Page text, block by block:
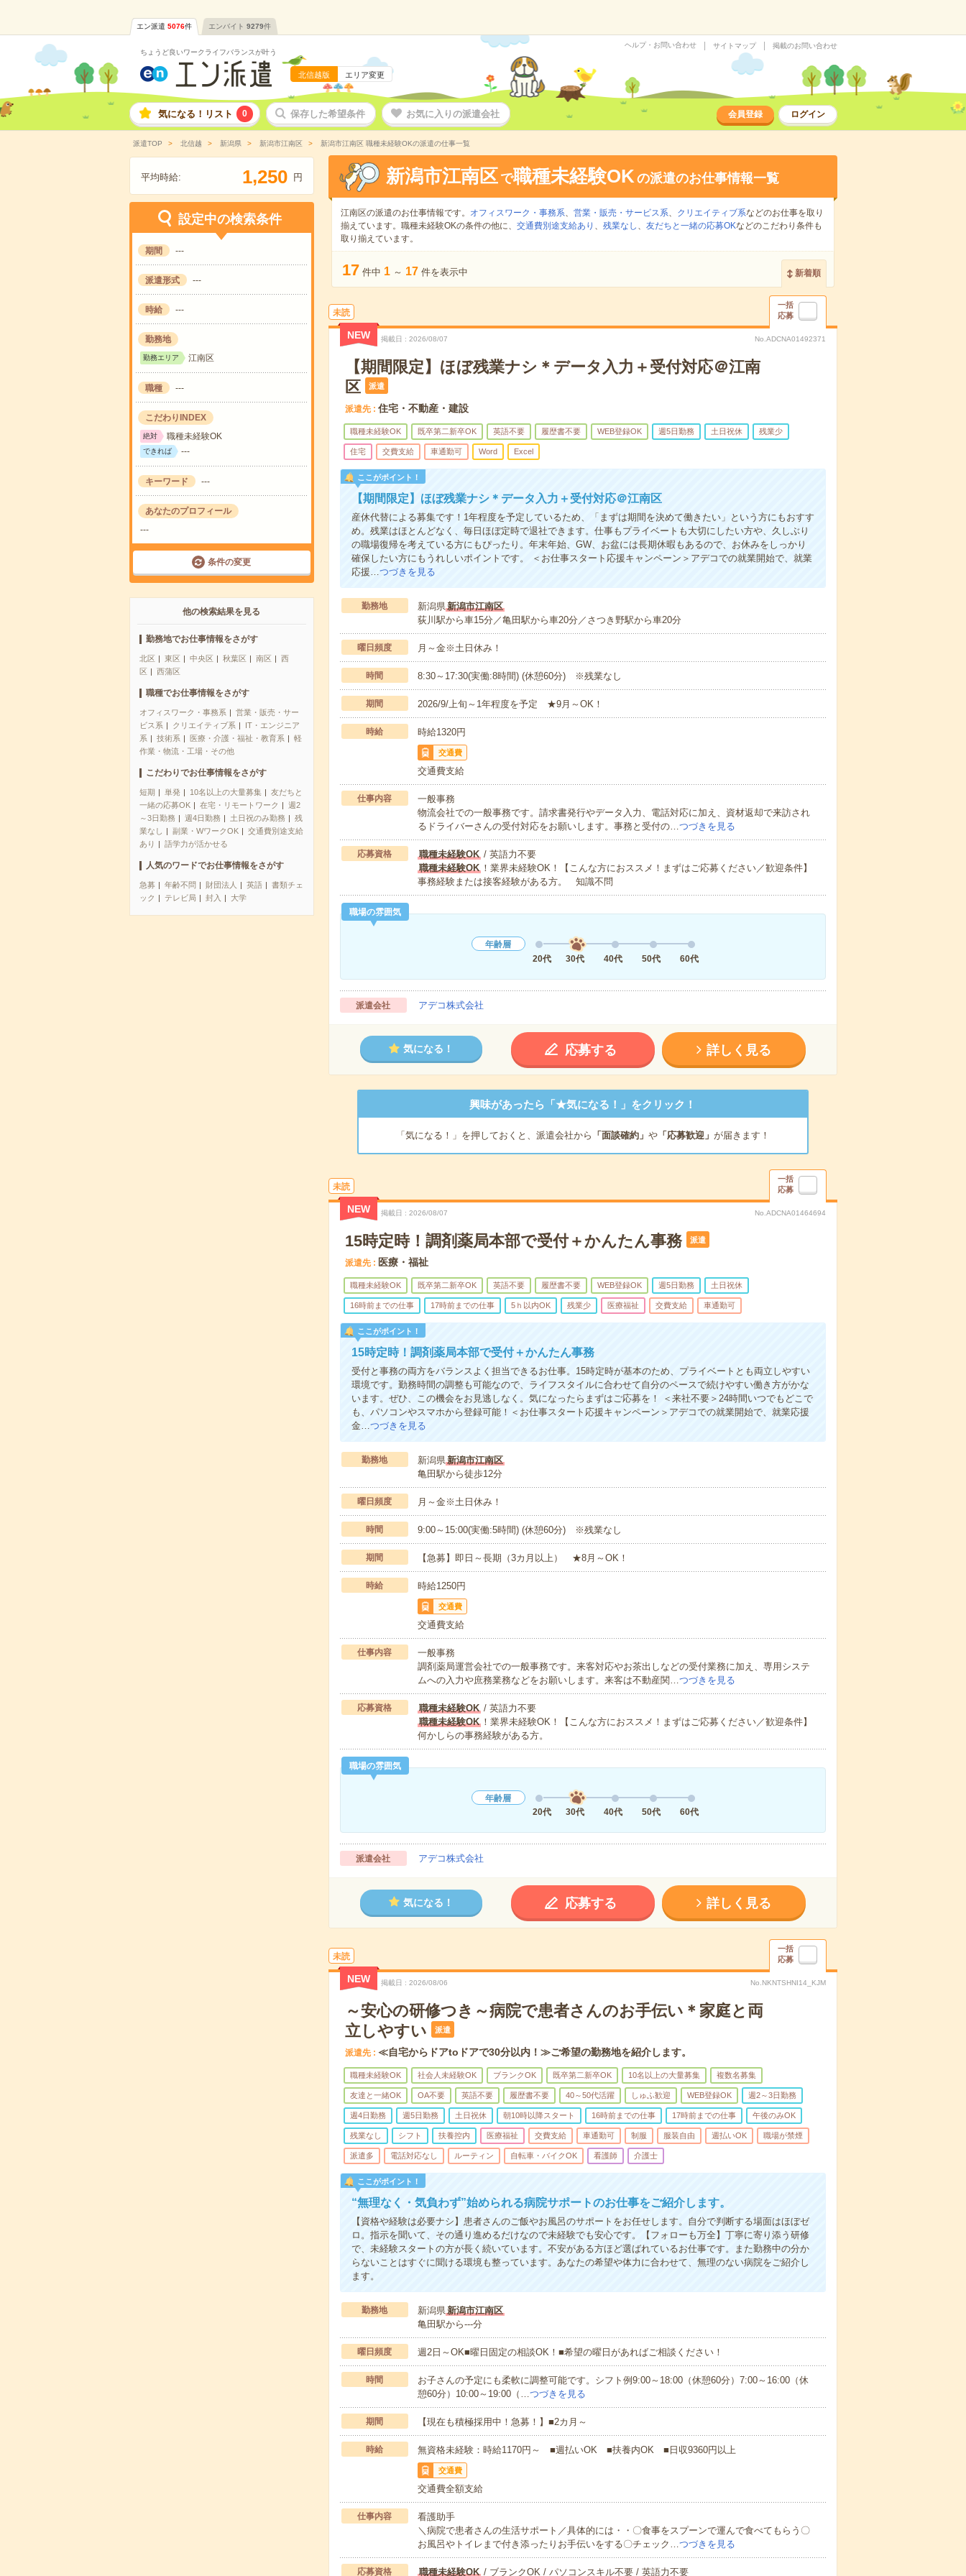
エン派遣 5076件 エンバイト 9279件
ちょうど良いワークライフバランスが叶う
北信越版 エリア変更
ヘルプ・お問い合わせ サイトマップ 掲載のお問い合わせ
気になる！リスト 0 保存した希望条件 お気に入りの派遣会社 会員登録 ログイン
派遣TOP 北信越 新潟県 新潟市江南区 新潟市江南区 職種未経験OKの派遣の仕事一覧
平均時給: 1,250 円
設定中の検索条件
期間 ---
派遣形式 ---
時給 ---
勤務地
勤務エリア 江南区
職種 ---
こだわりINDEX
絶対 職種未経験OK
できれば ---
キーワード ---
あなたのプロフィール
---
条件の変更
他の検索結果を見る
勤務地でお仕事情報をさがす
北区 東区 中央区 秋葉区 南区
西
区
西蒲区
職種でお仕事情報をさがす
オフィスワーク・事務系
営業・販売・サー
ビス系
クリエイティブ系
IT・エンジニア
系
技術系 医療・介護・福祉・教育系
軽
作業・物流・工場・その他
こだわりでお仕事情報をさがす
短期 単発 10名以上の大量募集
友だちと
一緒の応募OK
在宅・リモートワーク
週2
～3日勤務
週4日勤務 土日祝のみ勤務
残
業なし
副業・WワークOK
交通費別途支給
あり
語学力が活かせる
人気のワードでお仕事情報をさがす
急募 年齢不問 財団法人 英語
書類チェ
ック
テレビ局 封入 大学
新潟市江南区 で職種未経験OKの派遣のお仕事情報一覧
江南区の派遣のお仕事情報です。 オフィスワーク・事務系、 営業・販売・サービス系、 クリエイティブ系などのお仕事を取り
揃えています。職種未経験OKの条件の他に、 交通費別途支給あり 、 残業なし 、 友だちと一緒の応募OKなどのこだわり条件も
取り揃えています。
17 件中 1 ～ 17 件を表示中 新着順
未読
一括
応募
NEW 掲載日 2026/08/07 No.ADCNA01492371
【期間限定】ほぼ残業ナシ＊データ入力＋受付対応＠江南
区
派遣
派遣先 住宅・不動産・建設
職種未経験OK 既卒第二新卒OK 英語不要 履歴書不要 WEB登録OK 週5日勤務 土日祝休 残業少
住宅 交費支給 車通勤可 Word Excel
ここがポイント！
【期間限定】ほぼ残業ナシ＊データ入力＋受付対応＠江南区
産休代替による募集です！1年程度を予定しているため、「まずは期間を決めて働きたい」という方にもおすす
め。残業はほとんどなく、毎日ほぼ定時で退社できます。仕事もプライベートも大切にしたい方や、久しぶり
の職場復帰を考えている方にもぴったり。年末年始、GW、お盆には長期休暇もあるので、お休みをしっかり
確保したい方にもうれしいポイントです。 ＜お仕事スタート応援キャンペーン＞アデコでの就業開始で、就業
応援…つづきを見る
勤務地 新潟県新潟市江南区
荻川駅から車15分／亀田駅から車20分／さつき野駅から車20分
曜日頻度 月～金※土日休み！
時間 8:30～17:30(実働:8時間) (休憩60分) ※残業なし
期間 2026/9/上旬～1年程度を予定 ★9月～OK！
時給 時給1320円
交通費
交通費支給
仕事内容
一般事務
物流会社での一般事務です。請求書発行やデータ入力、電話対応に加え、資材返却で来訪され
るドライバーさんの受付対応をお願いします。事務と受付の…つづきを見る
応募資格 職種未経験OK/ 英語力不要
職種未経験OK！業界未経験OK！【こんな方におススメ！まずはご応募ください／歓迎条件】
事務経験または接客経験がある方。 知識不問
職場の雰囲気
年齢層
20代
30代 40代 50代 60代
派遣会社 アデコ株式会社
気になる！ 応募する 詳しく見る
興味があったら「★気になる！」をクリック！
「気になる！」を押しておくと、派遣会社から 「面談確約」 や「応募歓迎」 が届きます！
未読
一括
応募
NEW 掲載日 2026/08/07 No.ADCNA01464694
15時定時！調剤薬局本部で受付＋かんたん事務 派遣
派遣先 医療・福祉
職種未経験OK 既卒第二新卒OK 英語不要 履歴書不要 WEB登録OK 週5日勤務 土日祝休
16時前までの仕事 17時前までの仕事 5ｈ以内OK 残業少 医療福祉 交費支給 車通勤可
ここがポイント！
15時定時！調剤薬局本部で受付＋かんたん事務
受付と事務の両方をバランスよく担当できるお仕事。15時定時が基本のため、プライベートとも両立しやすい
環境です。勤務時間の調整も可能なので、ライフスタイルに合わせて自分のペースで続けやすい働き方がかな
います。ぜひ、この機会をお見逃しなく。気になったらまずはご応募を！ ＜来社不要＞24時間いつでもどこで
も、パソコンやスマホから登録可能！＜お仕事スタート応援キャンペーン＞アデコでの就業開始で、就業応援
金… つづきを見る
勤務地 新潟県新潟市江南区
亀田駅から徒歩12分
曜日頻度 月～金※土日休み！
時間 9:00～15:00(実働:5時間) (休憩60分) ※残業なし
期間 【急募】即日～長期（3カ月以上） ★8月～OK！
時給 時給1250円
交通費
交通費支給
仕事内容
一般事務
調剤薬局運営会社での一般事務です。来客対応やお茶出しなどの受付業務に加え、専用システ
ムへの入力や庶務業務などをお願いします。来客は不動産関… つづきを見る
応募資格 職種未経験OK / 英語力不要
職種未経験OK！業界未経験OK！【こんな方におススメ！まずはご応募ください／歓迎条件】
何かしらの事務経験がある方。
職場の雰囲気
年齢層
20代
30代 40代 50代 60代
派遣会社 アデコ株式会社
気になる！ 応募する 詳しく見る
未読
一括
応募
NEW 掲載日 2026/08/06 No.NKNTSHNI14_KJM
～安心の研修つき～病院で患者さんのお手伝い＊家庭と両
立しやすい
派遣
派遣先 ≪自宅からドアtoドアで30分以内！≫ご希望の勤務地を紹介します。
職種未経験OK 社会人未経験OK ブランクOK 既卒第二新卒OK 10名以上の大量募集 複数名募集
友達と一緒OK OA不要 英語不要 履歴書不要 40～50代活躍 しゅふ歓迎 WEB登録OK 週2～3日勤務
週4日勤務 週5日勤務 土日祝休 朝10時以降スタート 16時前までの仕事 17時前までの仕事 午後のみOK
残業なし シフト 扶養控内 医療福祉 交費支給 車通勤可 制服 服装自由 週払いOK 職場が禁煙
派遣多 電話対応なし ルーティン 自転車・バイクOK 看護師 介護士
ここがポイント！
“無理なく・気負わず”始められる病院サポートのお仕事をご紹介します。
【資格や経験は必要ナシ】患者さんのご飯やお風呂のサポートをお任せします。自分で判断する場面はほぼゼ
ロ。指示を聞いて、その通り進めるだけなので未経験でも安心です。【フォローも万全】丁寧に寄り添う研修
で、未経験スタートの方が長く続いています。不安がある方ほど選ばれているお仕事です。また勤務中の分か
らないことはすぐに聞ける環境も整っています。あなたの希望や体力に合わせて、無理のない病院をご紹介し
ます。
勤務地 新潟県新潟市江南区
亀田駅から---分
曜日頻度 週2日～OK■曜日固定の相談OK！■希望の曜日があればご相談ください！
時間
お子さんの予定にも柔軟に調整可能です。シフト例9:00～18:00（休憩60分）7:00～16:00（休
憩60分）10:00～19:00（…つづきを見る
期間 【現在も積極採用中！急募！】■2カ月～
時給 無資格未経験：時給1170円～ ■週払いOK ■扶養内OK ■日収9360円以上
交通費
交通費全額支給
仕事内容
看護助手
＼病院で患者さんの生活サポート／具体的には・・〇食事をスプーンで運んで食べてもらう〇
お風呂やトイレまで付き添ったりお手伝いをする〇チェック…つづきを見る
応募資格 職種未経験OK/ ブランクOK / パソコンスキル不要 / 英語力不要